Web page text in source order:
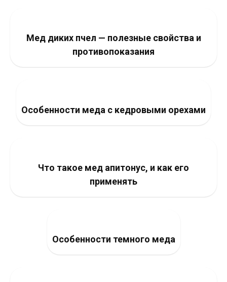
Мед диких пчел — полезные свойства и
противопоказания
Особенности меда с кедровыми орехами
Что такое мед апитонус, и как его
применять
Особенности темного меда